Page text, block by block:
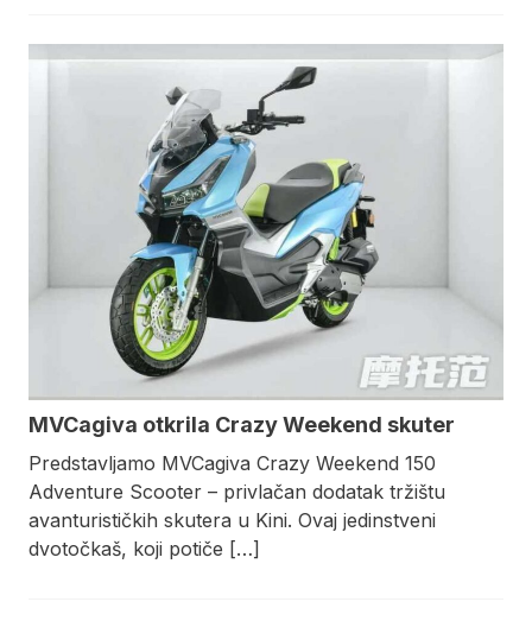
MVCagiva otkrila Crazy Weekend skuter
Predstavljamo MVCagiva Crazy Weekend 150
Adventure Scooter – privlačan dodatak tržištu
avanturističkih skutera u Kini. Ovaj jedinstveni
dvotočkaš, koji potiče […]